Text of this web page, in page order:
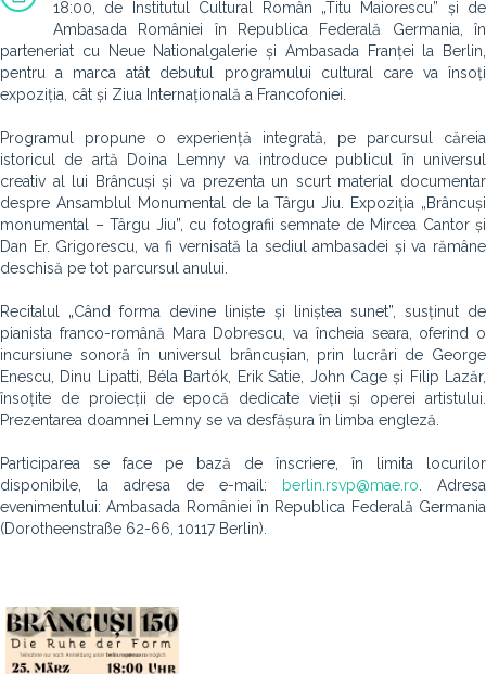
18:00, de Institutul Cultural Român „Titu Maiorescu” și de
Ambasada României în Republica Federală Germania, în
parteneriat cu Neue Nationalgalerie și Ambasada Franței la Berlin,
pentru a marca atât debutul programului cultural care va însoți
expoziția, cât și Ziua Internațională a Francofoniei.
Programul propune o experiență integrată, pe parcursul căreia
istoricul de artă Doina Lemny va introduce publicul în universul
creativ al lui Brâncuși și va prezenta un scurt material documentar
despre Ansamblul Monumental de la Târgu Jiu. Expoziția „Brâncuși
monumental – Târgu Jiu”, cu fotografii semnate de Mircea Cantor și
Dan Er. Grigorescu, va fi vernisată la sediul ambasadei și va rămâne
deschisă pe tot parcursul anului.
Recitalul „Când forma devine liniște și liniștea sunet”, susținut de
pianista franco-română Mara Dobrescu, va încheia seara, oferind o
incursiune sonoră în universul brâncușian, prin lucrări de George
Enescu, Dinu Lipatti, Béla Bartók, Erik Satie, John Cage și Filip Lazăr,
însoțite de proiecții de epocă dedicate vieții și operei artistului.
Prezentarea doamnei Lemny se va desfășura în limba engleză.
Participarea se face pe bază de înscriere, în limita locurilor
disponibile, la adresa de e-mail:
berlin.rsvp@mae.ro . Adresa
evenimentului: Ambasada României în Republica Federală Germania
(Dorotheenstraße 62-66, 10117 Berlin).